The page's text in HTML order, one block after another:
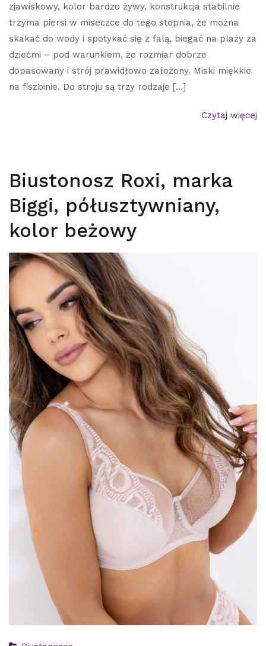
zjawiskowy, kolor bardzo żywy, konstrukcja stabilnie
trzyma piersi w miseczce do tego stopnia, że można
skakać do wody i spotykać się z falą, biegać na plaży za
dziećmi – pod warunkiem, że rozmiar dobrze
dopasowany i strój prawidłowo założony. Miski miękkie
na fiszbinie. Do stroju są trzy rodzaje […]
Czytaj więcej
Biustonosz Roxi, marka
Biggi, półusztywniany,
kolor beżowy